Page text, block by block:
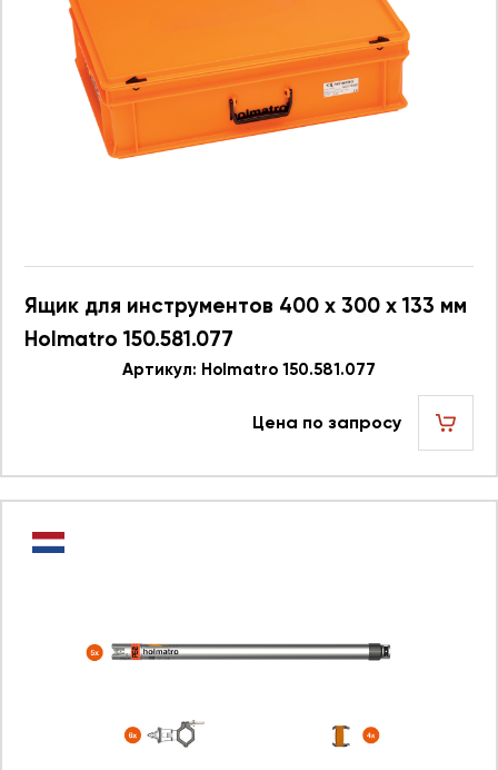
Ящик для инструментов 400 x 300 x 133 мм
Holmatro 150.581.077
Артикул: Holmatro 150.581.077
Цена по запросу